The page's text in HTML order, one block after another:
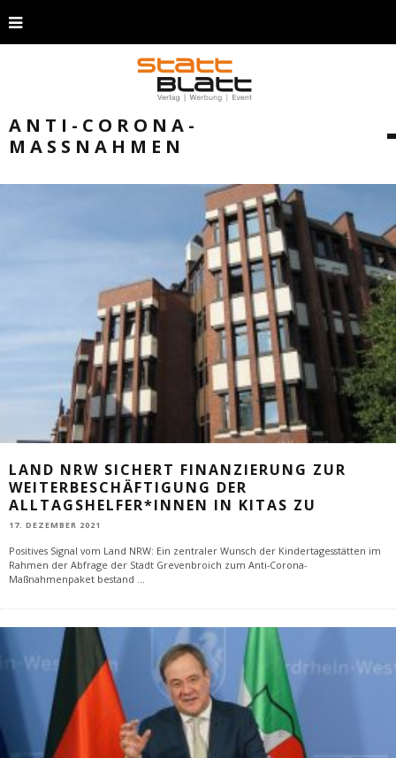
ANTI-CORONA-
MASSNAHMEN
LAND NRW SICHERT FINANZIERUNG ZUR
WEITERBESCHÄFTIGUNG DER
ALLTAGSHELFER*INNEN IN KITAS ZU
17. DEZEMBER 2021
Positives Signal vom Land NRW: Ein zentraler Wunsch der Kindertagesstätten im
Rahmen der Abfrage der Stadt Grevenbroich zum Anti-Corona-
Maßnahmenpaket bestand ...